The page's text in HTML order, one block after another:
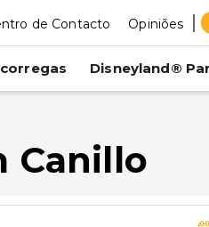
de Contacto Opiniões
Disneyland®
Canillo